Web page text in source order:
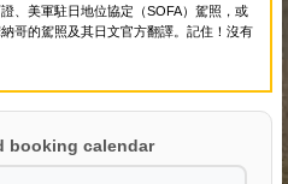
、美軍駐日地位協定（SOFA）駕照，或
哥的駕照及其日文官方翻譯。記住！沒有
booking calendar